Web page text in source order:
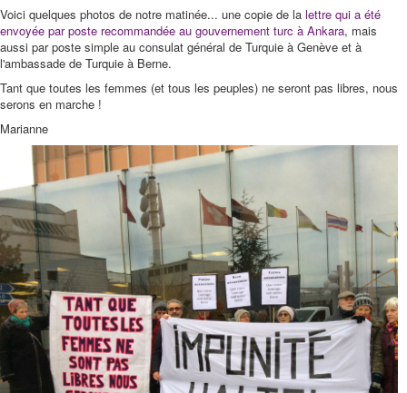
Voici quelques photos de notre matinée... une copie de la lettre qui a été
envoyée par poste recommandée au gouvernement turc à Ankara, mais
aussi par poste simple au consulat général de Turquie à Genève et à
l'ambassade de Turquie à Berne.
Tant que toutes les femmes (et tous les peuples) ne seront pas libres, nous
serons en marche !
Marianne